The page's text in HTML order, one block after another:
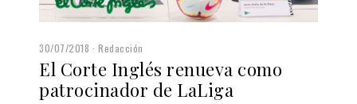
30/07/2018 Redacción
El Corte Inglés renueva como
patrocinador de LaLiga